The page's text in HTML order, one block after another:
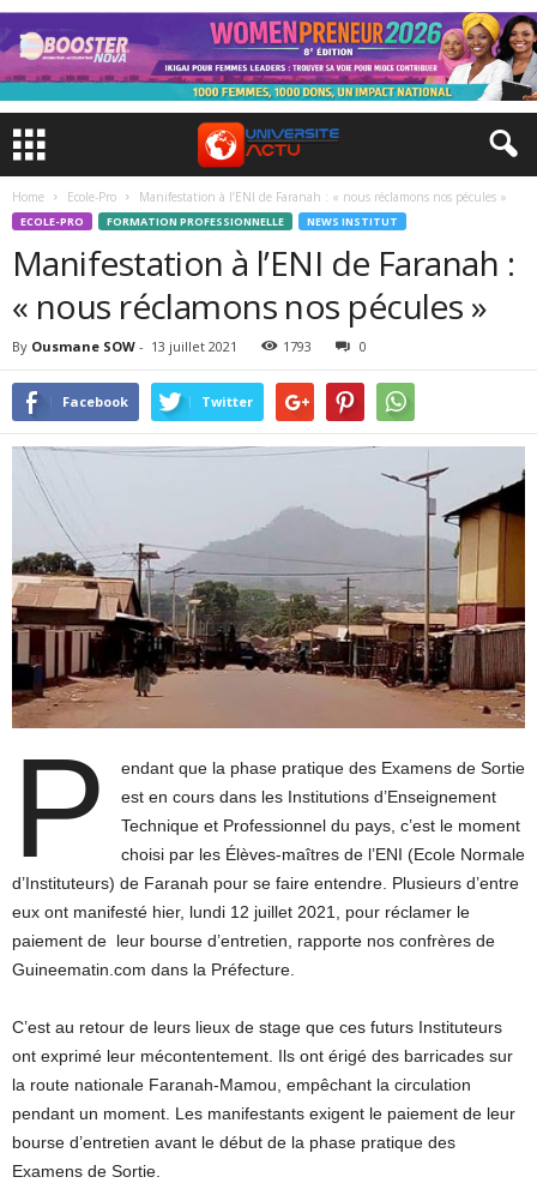
Home Ecole-Pro Manifestation à l’ENI de Faranah : « nous réclamons nos pécules »
ECOLE-PRO FORMATION PROFESSIONNELLE NEWS INSTITUT
Manifestation à l’ENI de Faranah :
« nous réclamons nos pécules »
By Ousmane SOW - 13 juillet 2021 1793 0
Facebook Twitter
P
endant que la phase pratique des Examens de Sortie
est en cours dans les Institutions d’Enseignement
Technique et Professionnel du pays, c’est le moment
choisi par les Élèves-maîtres de l’ENI (Ecole Normale
d’Instituteurs) de Faranah pour se faire entendre. Plusieurs d’entre
eux ont manifesté hier, lundi 12 juillet 2021, pour réclamer le
paiement de leur bourse d’entretien, rapporte nos confrères de
Guineematin.com dans la Préfecture.
C’est au retour de leurs lieux de stage que ces futurs Instituteurs
ont exprimé leur mécontentement. Ils ont érigé des barricades sur
la route nationale Faranah-Mamou, empêchant la circulation
pendant un moment. Les manifestants exigent le paiement de leur
bourse d’entretien avant le début de la phase pratique des
Examens de Sortie.